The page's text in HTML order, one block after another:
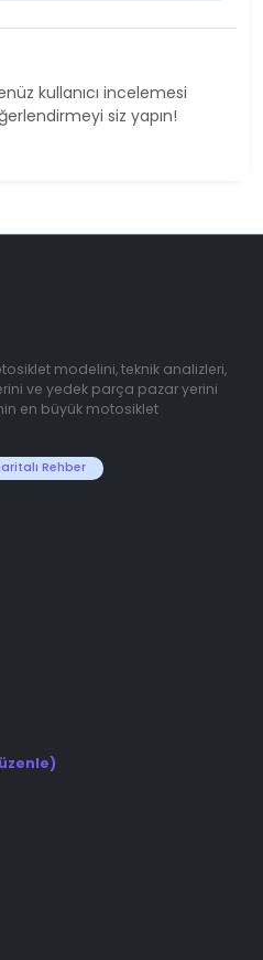
kullanıcı incelemesi
siz yapın!
modelini, teknik analizleri,
ve yedek parça pazar yerini
en büyük motosiklet
Rehber